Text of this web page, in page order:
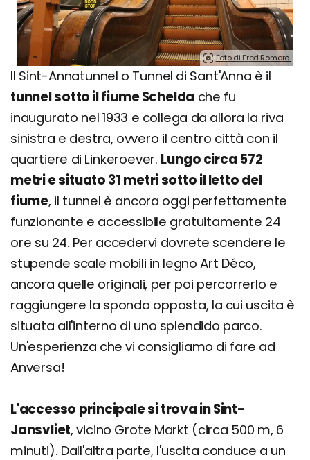
Foto di Fred Romero.
Il Sint-Annatunnel o Tunnel di Sant'Anna è il
tunnel sotto il fiume Schelda che fu
inaugurato nel 1933 e collega da allora la riva
sinistra e destra, ovvero il centro città con il
quartiere di Linkeroever. Lungo circa 572
metri e situato 31 metri sotto il letto del
fiume, il tunnel è ancora oggi perfettamente
funzionante e accessibile gratuitamente 24
ore su 24. Per accedervi dovrete scendere le
stupende scale mobili in legno Art Déco,
ancora quelle originali, per poi percorrerlo e
raggiungere la sponda opposta, la cui uscita è
situata all'interno di uno splendido parco.
Un'esperienza che vi consigliamo di fare ad
Anversa!
L'accesso principale si trova in Sint-
Jansvliet, vicino Grote Markt (circa 500 m, 6
minuti). Dall'altra parte, l'uscita conduce a un